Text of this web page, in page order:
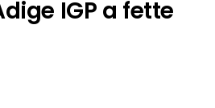
IGP a fette